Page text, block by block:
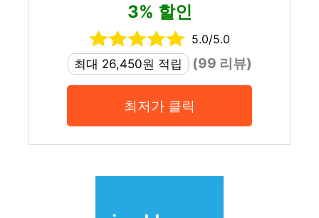
3% 할인
5.0/5.0
최대 26,450원 적립
(99 리뷰)
최저가 클릭